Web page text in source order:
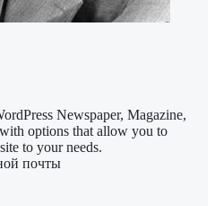
Newspaper, Magazine,
options that allow you to
to your needs.
почты